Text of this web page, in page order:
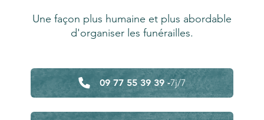
Une façon plus humaine et plus abordable
d'organiser les funérailles.
09 77 55 39 39 -7j/7